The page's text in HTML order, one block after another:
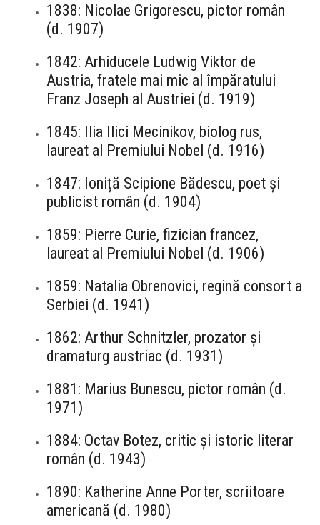
1838: Nicolae Grigorescu, pictor român
(d. 1907)
1842: Arhiducele Ludwig Viktor de
Austria, fratele mai mic al împăratului
Franz Joseph al Austriei (d. 1919)
1845: Ilia Ilici Mecinikov, biolog rus,
laureat al Premiului Nobel (d. 1916)
1847: Ioniță Scipione Bădescu, poet și
publicist român (d. 1904)
1859: Pierre Curie, fizician francez,
laureat al Premiului Nobel (d. 1906)
1859: Natalia Obrenovici, regină consort a
Serbiei (d. 1941)
1862: Arthur Schnitzler, prozator și
dramaturg austriac (d. 1931)
1881: Marius Bunescu, pictor român (d.
1971)
1884: Octav Botez, critic și istoric literar
român (d. 1943)
1890: Katherine Anne Porter, scriitoare
americană (d. 1980)